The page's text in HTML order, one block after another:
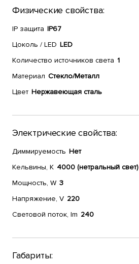
Физические свойства:
IP защита IP67
Цоколь / LED LED
Количество источников света 1
Материал Стекло/Металл
Цвет Нержавеющая сталь
Электрические свойства:
Диммируемость Нет
Кельвины, К 4000 (нетральный свет)
Мощность, W 3
Напряжение, V 220
Световой поток, lm 240
Габариты: